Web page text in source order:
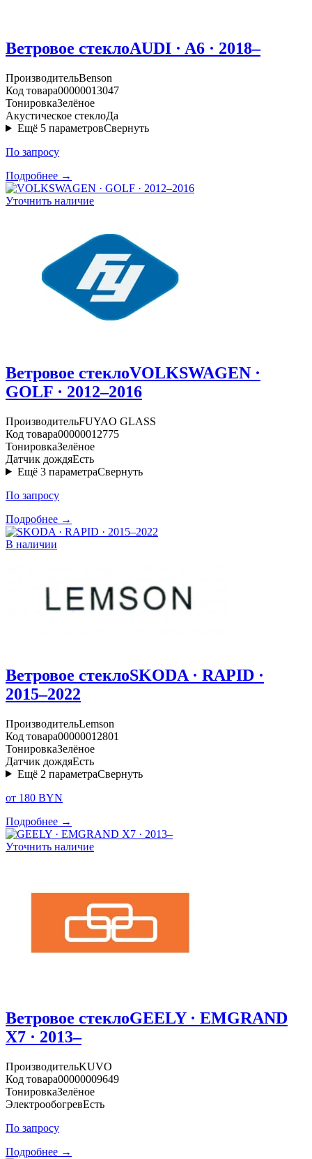
Ветровое стеклоAUDI · A6 · 2018–
ПроизводительBenson
Код товара00000013047
ТонировкаЗелёное
Акустическое стеклоДа
Ещё 5 параметровСвернуть
По запросу
Подробнее →
Уточнить наличие
Ветровое стеклоVOLKSWAGEN ·
GOLF · 2012–2016
ПроизводительFUYAO GLASS
Код товара00000012775
ТонировкаЗелёное
Датчик дождяЕсть
Ещё 3 параметраСвернуть
По запросу
Подробнее →
В наличии
Ветровое стеклоSKODA · RAPID ·
2015–2022
ПроизводительLemson
Код товара00000012801
ТонировкаЗелёное
Датчик дождяЕсть
Ещё 2 параметраСвернуть
от 180 BYN
Подробнее →
Уточнить наличие
Ветровое стеклоGEELY · EMGRAND
X7 · 2013–
ПроизводительKUVO
Код товара00000009649
ТонировкаЗелёное
ЭлектрообогревЕсть
По запросу
Подробнее →